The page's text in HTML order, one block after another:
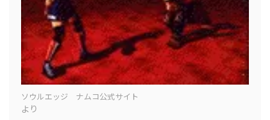
ソウルエッジ ナムコ公式サイト
より